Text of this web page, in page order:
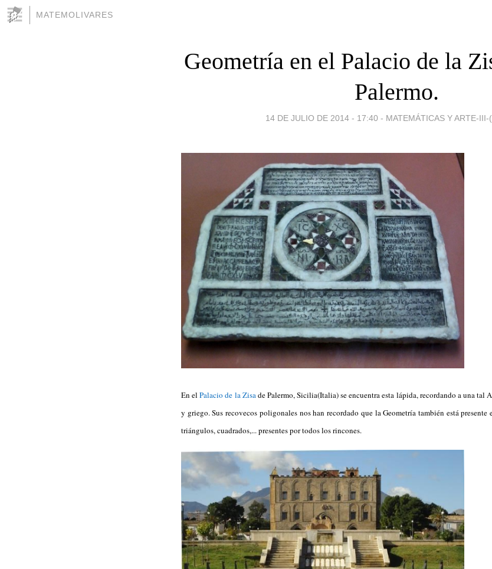
MATEMOLIVARES
Geometría en el Palacio de la
Palermo.
14 DE JULIO DE 2014 - 17:40 - MATEMÁTICAS Y ARTE-
En elPalacio de la Zisade Palermo, Sicilia(Italia) se encuentra esta lápida, recordando a una tal
y griego. Sus recovecos poligonales nos han recordado que la Geometría también está
triángulos, cuadrados,... presentes por todos los rincones.